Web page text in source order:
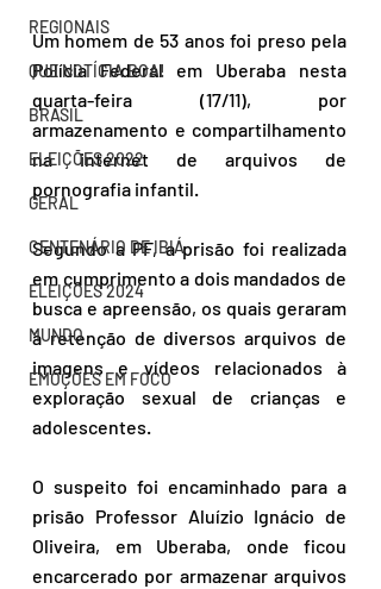
REGIONAIS
QUE NOTÍCIA BOA!
BRASIL
ELEIÇÕES 2022
GERAL
CENTENÁRIO DE IBIÁ
ELEIÇÕES 2024
MUNDO
EMOÇÕES EM FOCO
Um homem de 53 anos foi preso pela
Polícia Federal em Uberaba nesta
quarta-feira (17/11), por
armazenamento e compartilhamento
na internet de arquivos de
pornografia infantil.
Segundo a PF, a prisão foi realizada
em cumprimento a dois mandados de
busca e apreensão, os quais geraram
a retenção de diversos arquivos de
imagens e vídeos relacionados à
exploração sexual de crianças e
adolescentes.
O suspeito foi encaminhado para a
prisão Professor Aluízio Ignácio de
Oliveira, em Uberaba, onde ficou
encarcerado por armazenar arquivos